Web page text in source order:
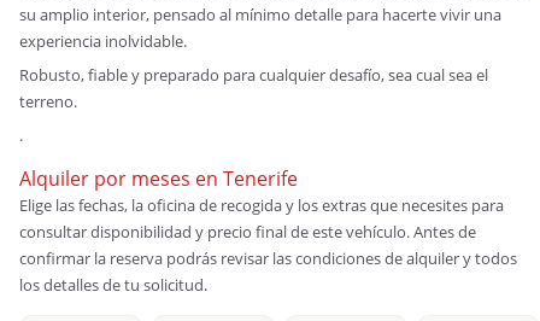
su amplio interior, pensado al mínimo detalle para hacerte vivir una
experiencia inolvidable.
Robusto, fiable y preparado para cualquier desafío, sea cual sea el
terreno.
.
Alquiler por meses en Tenerife
Elige las fechas, la oficina de recogida y los extras que necesites para
consultar disponibilidad y precio final de este vehículo. Antes de
confirmar la reserva podrás revisar las condiciones de alquiler y todos
los detalles de tu solicitud.